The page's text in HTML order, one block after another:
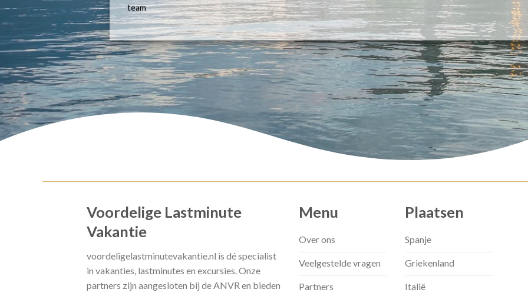
team
Voordelige Lastminute
Vakantie
voordeligelastminutevakantie.nl is dé specialist
in vakanties, lastminutes en excursies. Onze
partners zijn aangesloten bij de ANVR en bieden
Menu
Over ons
Veelgestelde vragen
Partners
Plaatsen
Spanje
Griekenland
Italië